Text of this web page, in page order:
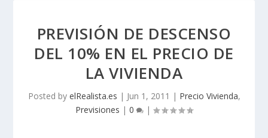
PREVISIÓN DE DESCENSO
DEL 10% EN EL PRECIO DE
LA VIVIENDA
Posted by elRealista.es | Jun 1, 2011 | Precio Vivienda,
Previsiones | 0 |